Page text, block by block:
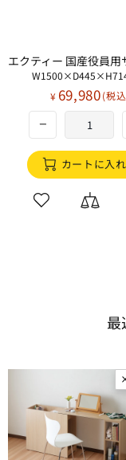
¥ 69,980
カートに入
最